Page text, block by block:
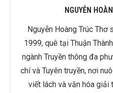
NGUYỄN
Nguyễn Hoàng Trúc Thơ
1999, quê tại Thuận
ngành Truyền thông đa
chí và Tuyên truyền, nơi
viết lách và văn hóa giải